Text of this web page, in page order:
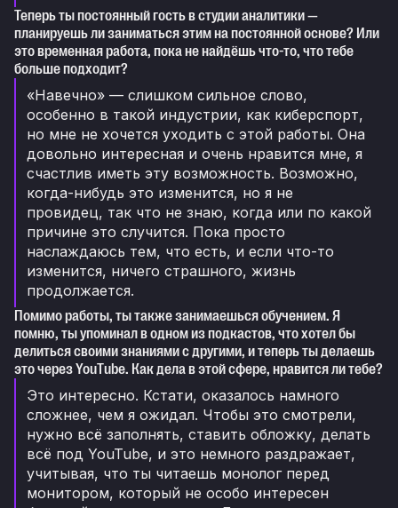
Теперь ты постоянный гость в студии аналитики —
планируешь ли заниматься этим на постоянной основе? Или
это временная работа, пока не найдёшь что-то, что тебе
больше подходит?
«Навечно» — слишком сильное слово,
особенно в такой индустрии, как киберспорт,
но мне не хочется уходить с этой работы. Она
довольно интересная и очень нравится мне, я
счастлив иметь эту возможность. Возможно,
когда-нибудь это изменится, но я не
провидец, так что не знаю, когда или по какой
причине это случится. Пока просто
наслаждаюсь тем, что есть, и если что-то
изменится, ничего страшного, жизнь
продолжается.
Помимо работы, ты также занимаешься обучением. Я
помню, ты упоминал в одном из подкастов, что хотел бы
делиться своими знаниями с другими, и теперь ты делаешь
это через YouTube. Как дела в этой сфере, нравится ли тебе?
Это интересно. Кстати, оказалось намного
сложнее, чем я ожидал. Чтобы это смотрели,
нужно всё заполнять, ставить обложку, делать
всё под YouTube, и это немного раздражает,
учитывая, что ты читаешь монолог перед
монитором, который не особо интересен